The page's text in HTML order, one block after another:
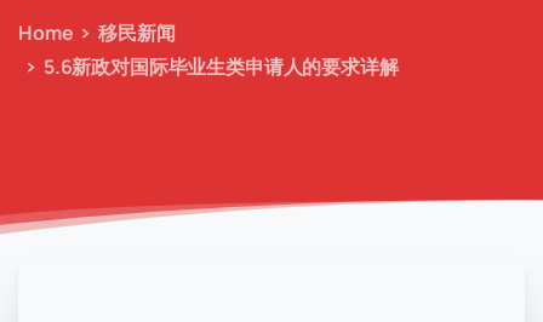
Home
移民新闻
5.6新政对国际毕业生类申请人的要求详解